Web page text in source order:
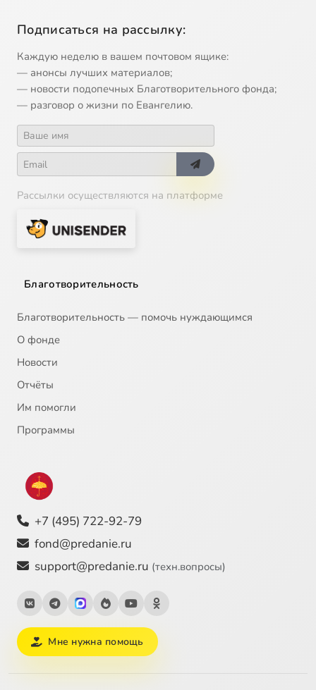
Подписаться на рассылку:
Каждую неделю в вашем почтовом ящике:
— анонсы лучших материалов;
— новости подопечных Благотворительного фонда;
— разговор о жизни по Евангелию.
Рассылки осуществляются на платформе
Благотворительность
Благотворительность — помочь нуждающимся
О фонде
Новости
Отчёты
Им помогли
Программы
+7 (495) 722-92-79
fond@predanie.ru
support@predanie.ru (техн.вопросы)
Мне нужна помощь